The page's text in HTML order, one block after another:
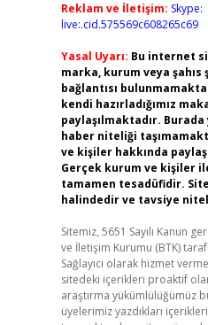
Reklam ve İletişim: Skype:
live:.cid.575569c608265c69
Yasal Uyarı: Bu internet
marka, kurum veya
bağlantısı
kendi hazırladığımız
paylaşılmaktadır.
haber niteliği
ve kişiler hakkında
Gerçek kurum ve kişiler
tamamen tesadüfidir.
halindedir ve tavsiye
Sitemiz, 5651 Sayılı Kanun
ve İletişim Kurumu (BTK)
Sağlayıcı olarak hizmet
sitedeki içerikleri proaktif
araştırma yükümlülüğümüz
üyelerimiz yazdıkları